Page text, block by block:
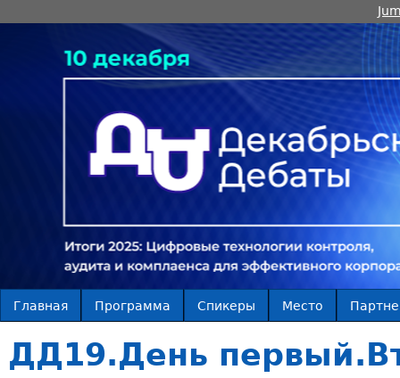
Главная Программа Спикеры Место
ДД19.День